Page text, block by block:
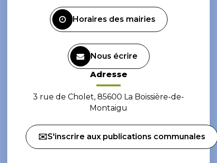
Horaires des mairies
Nous écrire
Adresse
3 rue de Cholet, 85600 La Boissière-de-
Montaigu
✉️S'inscrire aux publications communales